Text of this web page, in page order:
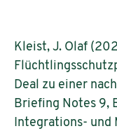
Kleist, J. Olaf
Deal zu einer
Briefing Notes 9,
Integrations- und